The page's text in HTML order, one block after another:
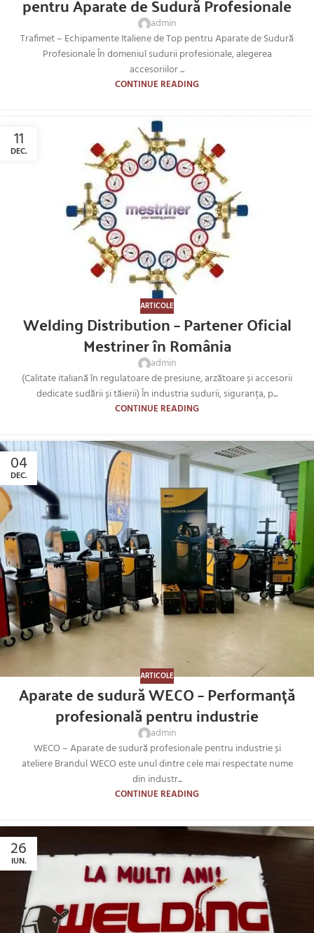
admin
Trafimet – Echipamente Italiene de Top pentru Aparate de Sudură
Profesionale În domeniul sudurii profesionale, alegerea
accesoriilor ...
CONTINUE READING
11
DEC.
ARTICOLE
Welding Distribution – Partener Oficial
Mestriner în România
admin
(Calitate italiană în regulatoare de presiune, arzătoare și accesorii
dedicate sudării și tăierii) În industria sudurii, siguranța, p...
CONTINUE READING
04
DEC.
ARTICOLE
Aparate de sudură WECO – Performanță
profesională pentru industrie
admin
WECO – Aparate de sudură profesionale pentru industrie și
ateliere Brandul WECO este unul dintre cele mai respectate nume
din industr...
CONTINUE READING
26
IUN.